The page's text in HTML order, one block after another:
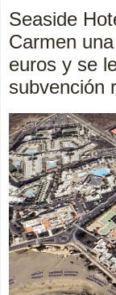
Seaside
Carmen
euros y se
subvención